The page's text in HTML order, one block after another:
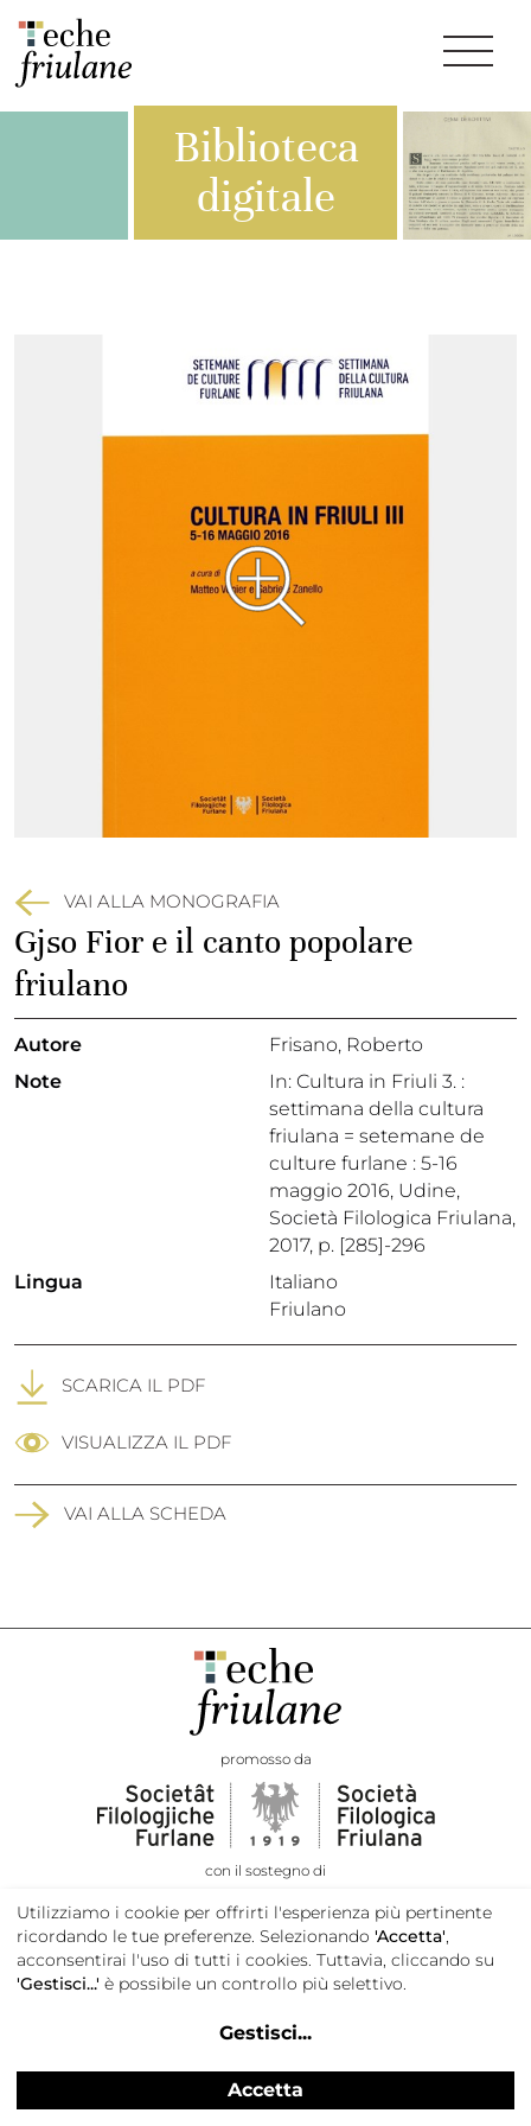
Biblioteca
digitale
VAI ALLA MONOGRAFIA
Gjso Fior e il canto popolare
friulano
Autore
Frisano, Roberto
Note
In: Cultura in Friuli 3. :
settimana della cultura
friulana = setemane de
culture furlane : 5-16
maggio 2016, Udine,
Società Filologica Friulana,
2017, p. [285]-296
Lingua
Italiano
Friulano
SCARICA IL PDF
VISUALIZZA IL PDF
VAI ALLA SCHEDA
promosso da
con il sostegno di
Privacy e cookie policy
Utilizziamo i cookie per offrirti l'esperienza più pertinente
ricordando le tue preferenze. Selezionando 'Accetta',
acconsentirai l'uso di tutti i cookies. Tuttavia, cliccando su
'Gestisci...' è possibile un controllo più selettivo.
Gestisci...
Accetta